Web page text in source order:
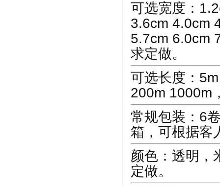
可选宽度：
3.6cm 4.0cm
5.7cm 6.0cm
求定做。
可选长度：
200m 1000m
常规包装：6
箱，可根据客
颜色：透明，
定做。